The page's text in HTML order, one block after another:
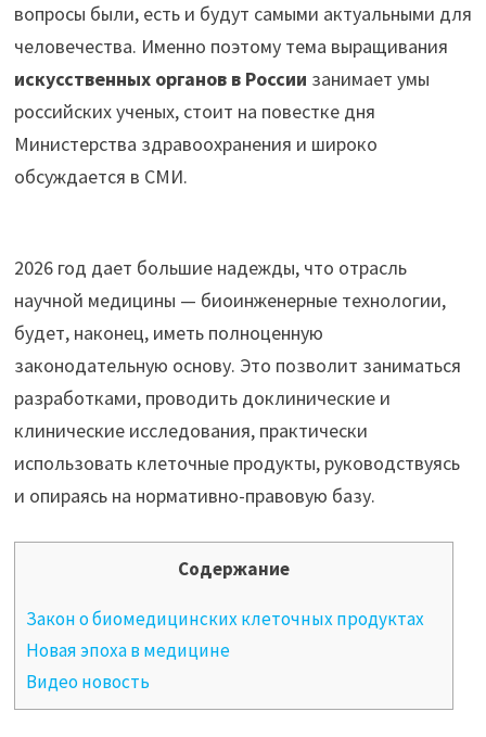
вопросы были, есть и будут самыми актуальными для
человечества. Именно поэтому тема выращивания
искусственных органов в России занимает умы
российских ученых, стоит на повестке дня
Министерства здравоохранения и широко
обсуждается в СМИ.
2026 год дает большие надежды, что отрасль
научной медицины — биоинженерные технологии,
будет, наконец, иметь полноценную
законодательную основу. Это позволит заниматься
разработками, проводить доклинические и
клинические исследования, практически
использовать клеточные продукты, руководствуясь
и опираясь на нормативно-правовую базу.
Содержание
Закон о биомедицинских клеточных продуктах
Новая эпоха в медицине
Видео новость